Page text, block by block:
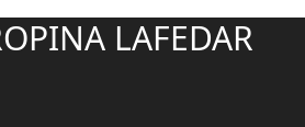
LAFEDAR